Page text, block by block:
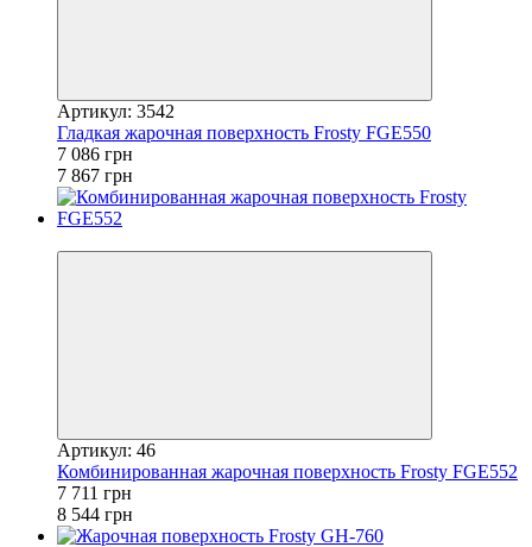
Артикул: 3542
Гладкая жарочная поверхность Frosty FGE550
7 086 грн
7 867 грн
Артикул: 46
Комбинированная жарочная поверхность Frosty FGE552
7 711 грн
8 544 грн